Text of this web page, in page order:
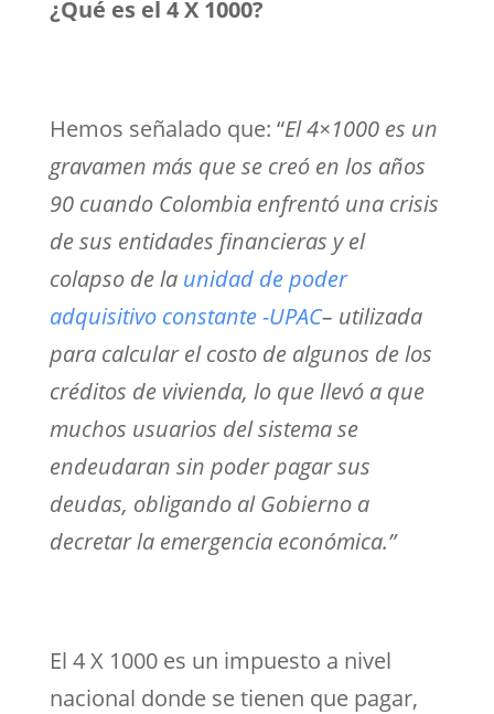
¿Qué es el 4 X 1000?
Hemos señalado que: “El 4×1000 es un
gravamen más que se creó en los años
90 cuando Colombia enfrentó una crisis
de sus entidades financieras y el
colapso de launidad de poder
adquisitivo constante -UPAC– utilizada
para calcular el costo de algunos de los
créditos de vivienda, lo que llevó a que
muchos usuarios del sistema se
endeudaran sin poder pagar sus
deudas, obligando al Gobierno a
decretar la emergencia económica.”
El 4 X 1000 es un impuesto a nivel
nacional donde se tienen que pagar,